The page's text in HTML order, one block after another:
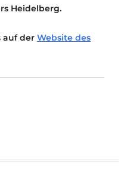
Heidelberg.
auf der Website des